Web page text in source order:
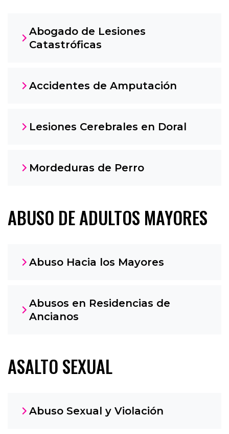
Abogado de Lesiones
Catastróficas
Accidentes de Amputación
Lesiones Cerebrales en Doral
Mordeduras de Perro
ABUSO DE ADULTOS MAYORES
Abuso Hacia los Mayores
Abusos en Residencias de
Ancianos
ASALTO SEXUAL
Abuso Sexual y Violación